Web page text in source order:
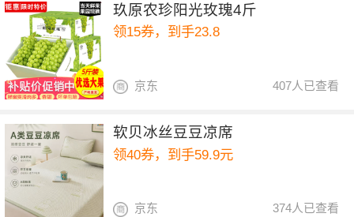
玖原农珍阳光玫瑰4斤
领15券，到手23.8
407人已查看
京东
软贝冰丝豆豆凉席
领40券，到手59.9元
374人已查看
京东